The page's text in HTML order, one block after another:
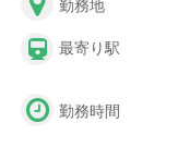
勤務地
最寄り駅
勤務時間